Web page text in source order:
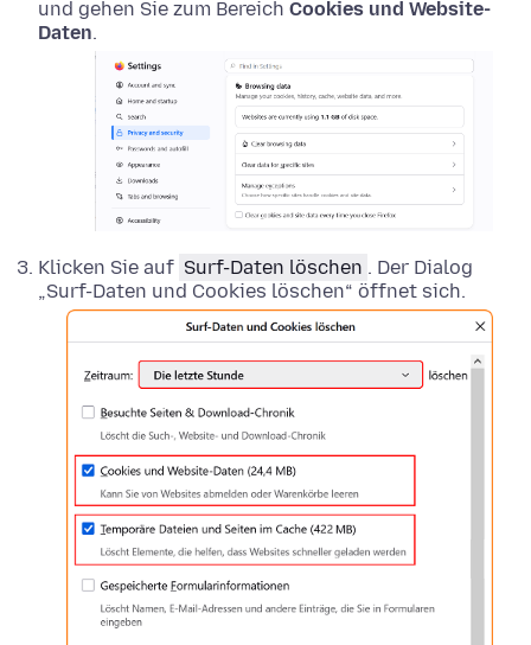
und gehen Sie zum Bereich Cookies und Website-
Daten.
Klicken Sie auf Surf-Daten löschen . Der Dialog
„Surf-Daten und Cookies löschen“ öffnet sich.